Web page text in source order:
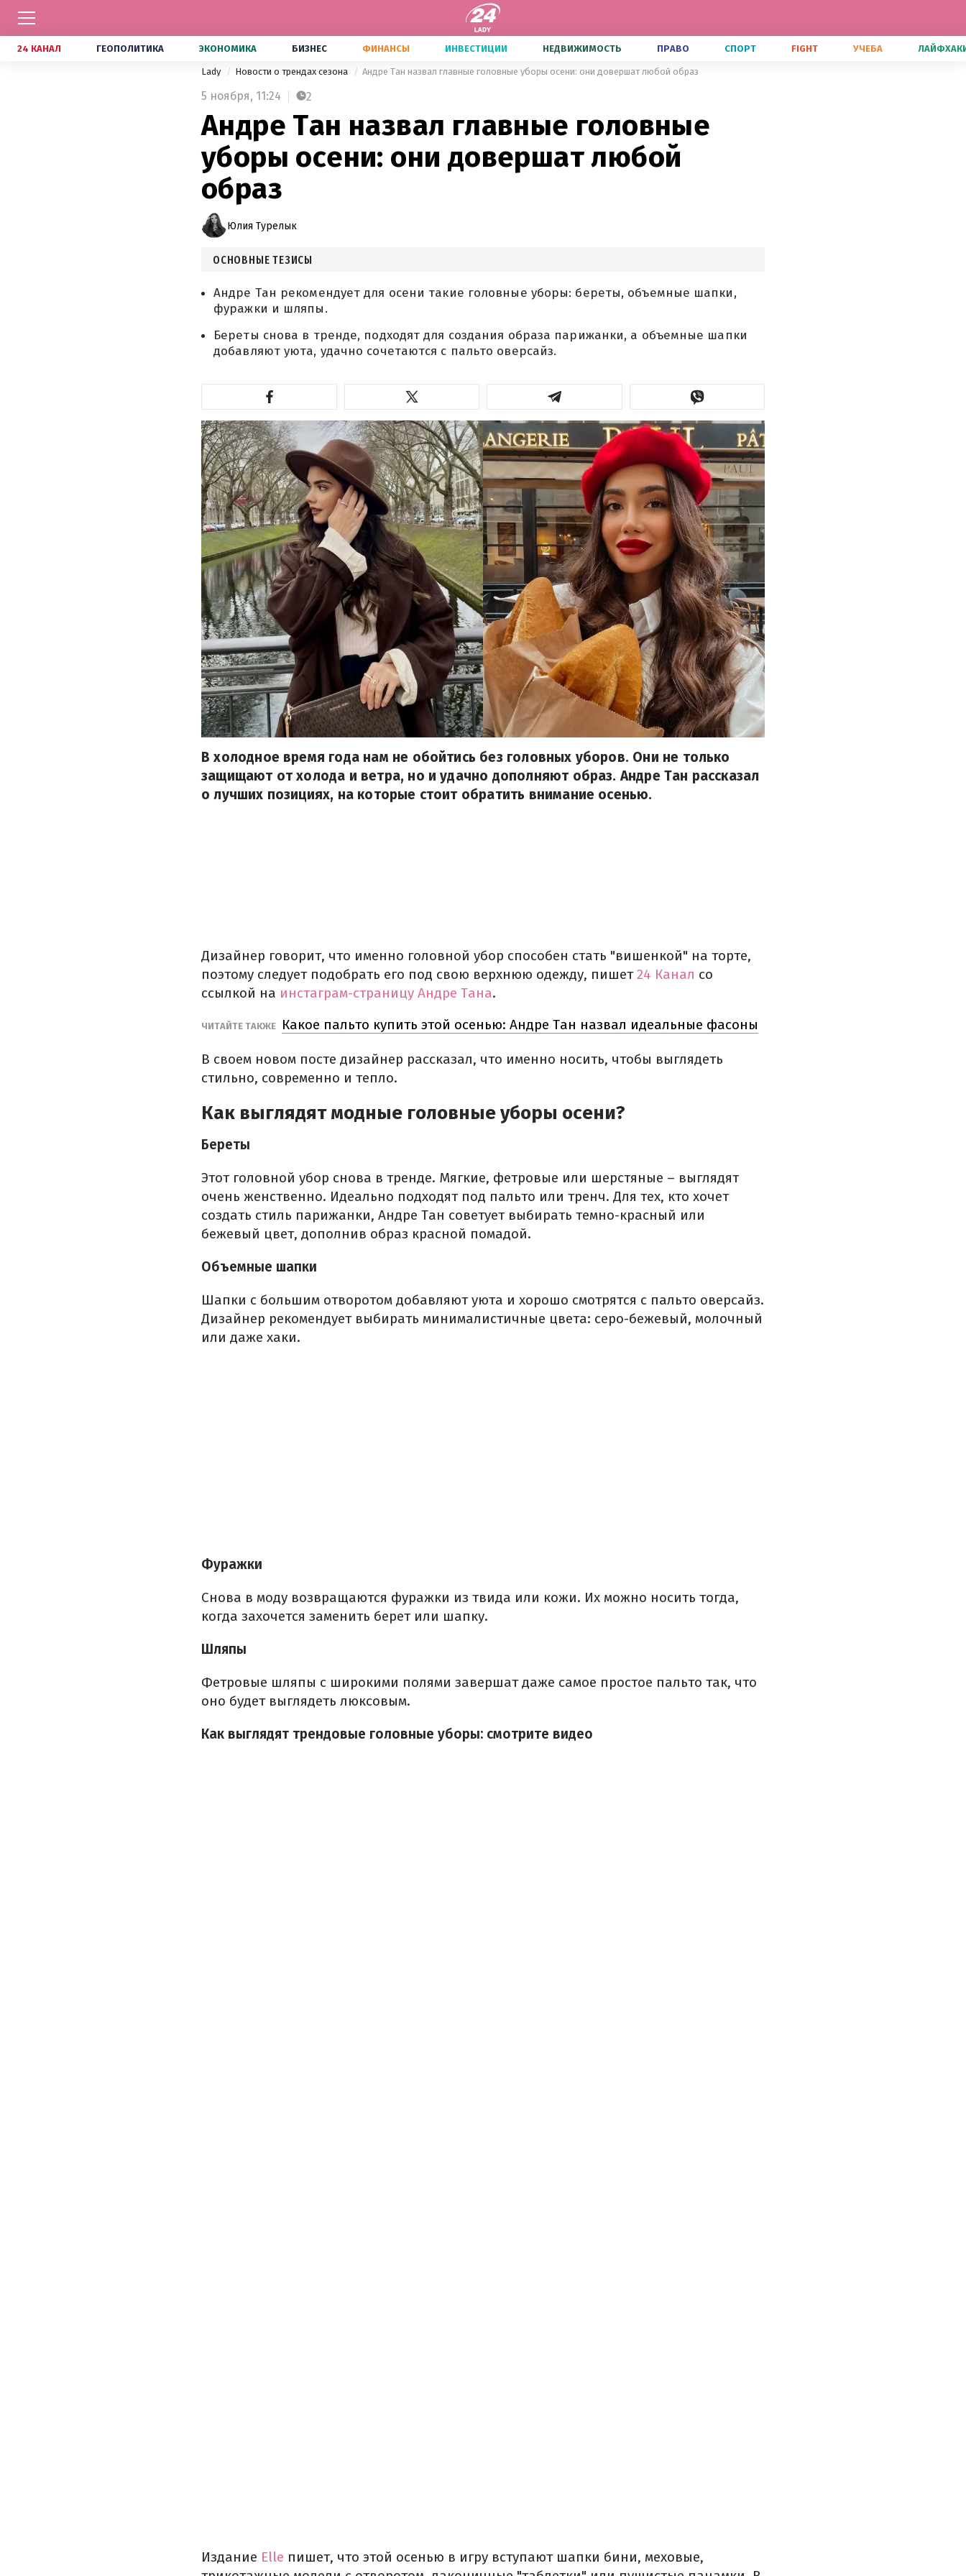
24 КАНАЛ ГЕОПОЛИТИКА ЭКОНОМИКА БИЗНЕС ФИНАНСЫ ИНВЕСТИЦИИ НЕДВИЖИМОСТЬ ПРАВО СПОРТ FIGHT УЧЕБА
Lady Новости о трендах сезона Андре Тан назвал главные головные уборы осени: они довершат любой образ
5 ноября, 11:24 2
Андре Тан назвал главные головные
уборы осени: они довершат любой
образ
Юлия Турелык
ОСНОВНЫЕ ТЕЗИСЫ
Андре Тан рекомендует для осени такие головные уборы: береты, объемные шапки,
фуражки и шляпы.
Береты снова в тренде, подходят для создания образа парижанки, а объемные шапки
добавляют уюта, удачно сочетаются с пальто оверсайз.
В холодное время года нам не обойтись без головных уборов. Они не только
защищают от холода и ветра, но и удачно дополняют образ. Андре Тан рассказал
о лучших позициях, на которые стоит обратить внимание осенью.
Дизайнер говорит, что именно головной убор способен стать "вишенкой" на торте,
поэтому следует подобрать его под свою верхнюю одежду, пишет24 Канал со
ссылкой на инстаграм-страницу Андре Тана.
ЧИТАЙТЕ ТАКЖЕ Какое пальто купить этой осенью: Андре Тан назвал идеальные фасоны
В своем новом посте дизайнер рассказал, что именно носить, чтобы выглядеть
стильно, современно и тепло.
Как выглядят модные головные уборы осени?
Береты
Этот головной убор снова в тренде. Мягкие, фетровые или шерстяные – выглядят
очень женственно. Идеально подходят под пальто или тренч. Для тех, кто хочет
создать стиль парижанки, Андре Тан советует выбирать темно-красный или
бежевый цвет, дополнив образ красной помадой.
Объемные шапки
Шапки с большим отворотом добавляют уюта и хорошо смотрятся с пальто оверсайз.
Дизайнер рекомендует выбирать минималистичные цвета: серо-бежевый, молочный
или даже хаки.
Фуражки
Снова в моду возвращаются фуражки из твида или кожи. Их можно носить тогда,
когда захочется заменить берет или шапку.
Шляпы
Фетровые шляпы с широкими полями завершат даже самое простое пальто так, что
оно будет выглядеть люксовым.
Как выглядят трендовые головные уборы: смотрите видео
Издание Elle пишет, что этой осенью в игру вступают шапки бини, меховые,